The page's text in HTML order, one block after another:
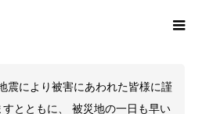
震により被害にあわれた皆様に謹
とともに、 被災地の一日も早い